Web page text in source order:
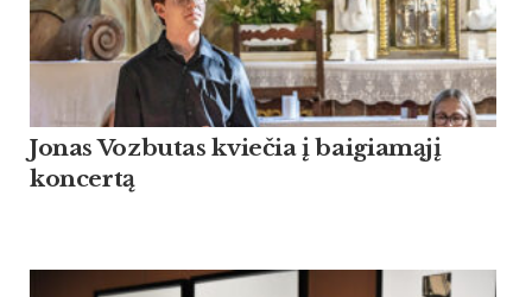
Jonas Vozbutas kviečia į baigiamąjį
koncertą